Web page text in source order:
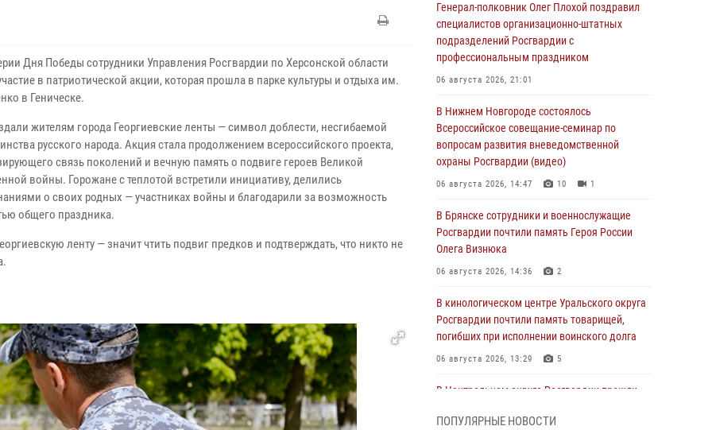
Дня Победы сотрудники Управления Росгвардии по Херсонской области
в патриотической акции, которая прошла в парке культуры и отдыха им.
в Геническе.
жителям города Георгиевские ленты — символ доблести, несгибаемой
русского народа. Акция стала продолжением всероссийского проекта,
связь поколений и вечную память о подвиге героев Великой
войны. Горожане с теплотой встретили инициативу, делились
о своих родных — участниках войны и благодарили за возможность
общего праздника.
ленту — значит чтить подвиг предков и подтверждать, что никто не
Генерал-полковник Олег Плохой поздравил
специалистов организационно-штатных
подразделений Росгвардии с
профессиональным праздником
06 августа 2026, 21:01
В Нижнем Новгороде состоялось
Всероссийское совещание-семинар по
вопросам развития вневедомственной
охраны Росгвардии (видео)
06 августа 2026, 14:47 10 1
В Брянске сотрудники и военнослужащие
Росгвардии почтили память Героя России
Олега Визнюка
06 августа 2026, 14:36 2
В кинологическом центре Уральского округа
Росгвардии почтили память товарищей,
погибших при исполнении воинского долга
06 августа 2026, 13:29 5
В Центральном округе Росгвардии прошли
И.К. Яковлева
ПОПУЛЯРНЫЕ НОВОСТИ